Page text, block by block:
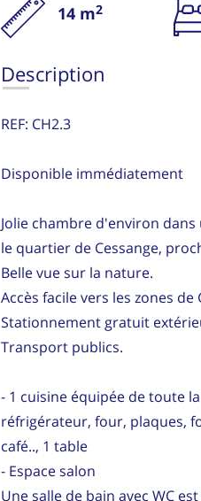
14 m2
Description
REF: CH2.3
Disponible immédiatement
Jolie chambre d'environ
le quartier de Cessange,
Belle vue sur la nature.
Accès facile vers les zones
Stationnement gratuit
Transport publics.
- 1 cuisine équipée de toute
réfrigérateur, four, plaques,
café.., 1 table
- Espace salon
Une salle de bain avec WC